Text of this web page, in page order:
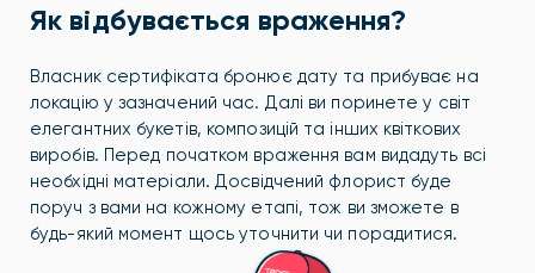
Як відбувається враження?
Власник сертифіката бронює дату та прибуває на
локацію у зазначений час. Далі ви поринете у світ
елегантних букетів, композицій та інших квіткових
виробів. Перед початком враження вам видадуть всі
необхідні матеріали. Досвідчений флорист буде
поруч з вами на кожному етапі, тож ви зможете в
будь-який момент щось уточнити чи порадитися.